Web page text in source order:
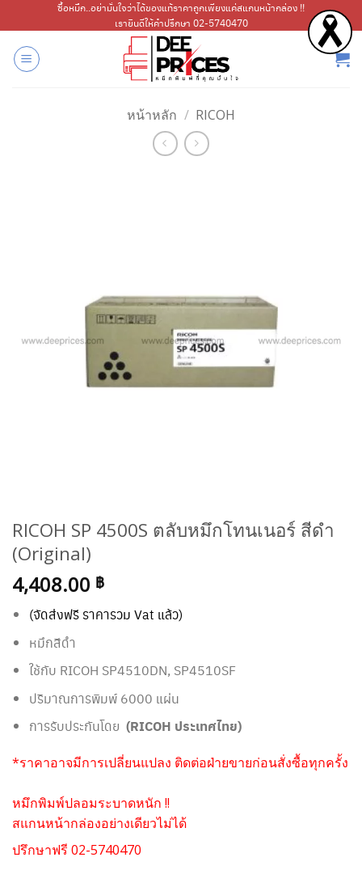
ไป
เนื้อหา
ซื้อหมึก..อย่ามั่นใจว่าได้ของแท้ราคาถูกเพียงแค่สแกนหน้ากล่อง !!
เรายินดีให้คำปรึกษา 02-5740470
หน้าหลัก / RICOH
RICOH SP 4500S ตลับหมึกโทนเนอร์ สีดำ
(Original)
4,408.00 ฿
(จัดส่งฟรี ราคารวม Vat แล้ว)
หมึกสีดำ
ใช้กับ RICOH SP4510DN, SP4510SF
ปริมาณการพิมพ์ 6000 แผ่น
การรับประกันโดย (RICOH ประเทศไทย)
*ราคาอาจมีการเปลี่ยนแปลง ติดต่อฝ่ายขายก่อนสั่งซื้อทุกครั้ง
หมึกพิมพ์ปลอมระบาดหนัก !!
สแกนหน้ากล่องอย่างเดียวไม่ได้
ปรึกษาฟรี 02-5740470